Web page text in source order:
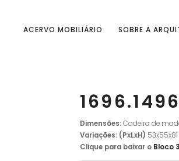
ACERVO MOBILIÁRIO SOBRE A
Dimensões:Cadeira de
Variações: (PxLxH) 53x55x81
Clique para baixar o Bloco